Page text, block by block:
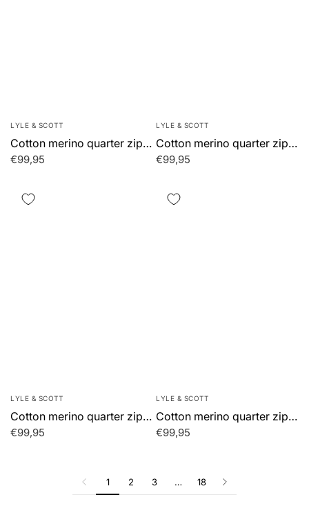
LYLE & SCOTT
Cotton merino quarter zip jumper - khaki ash
€99,95
LYLE & SCOTT
Cotton merino quarter zip jumper - mid grey marl
€99,95
LYLE & SCOTT
Cotton merino quarter zip jumper - charcoal marl
€99,95
LYLE & SCOTT
Cotton merino quarter zip jumper - jet black
€99,95
1 2 3 … 18